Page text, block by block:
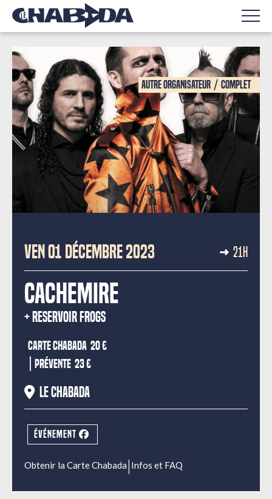
Autre organisateur Complet
VEN 01 DÉCEMBRE 2023 21H
CACHEMIRE
RESERVOIR FROGS
Carte Chabada 20 €
Prévente 23 €
Le Chabada
ÉVÉNEMENT
Obtenir la Carte Chabada| Infos et FAQ